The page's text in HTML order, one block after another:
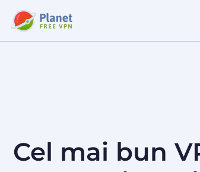
Cel mai bun